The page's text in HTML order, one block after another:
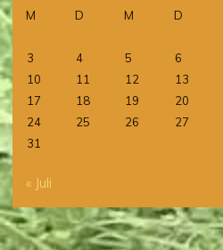
M
D M D
3
4 5 6
10
11 12 13
17
18 19 20
24
25 26 27
31
« Juli